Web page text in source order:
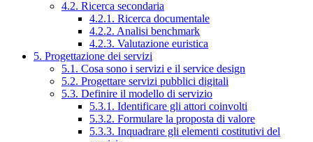
4.2. Ricerca secondaria
4.2.1. Ricerca documentale
4.2.2. Analisi benchmark
4.2.3. Valutazione euristica
5. Progettazione dei servizi
5.1. Cosa sono i servizi e il service design
5.2. Progettare servizi pubblici digitali
5.3. Definire il modello di servizio
5.3.1. Identificare gli attori coinvolti
5.3.2. Formulare la proposta di valore
5.3.3. Inquadrare gli elementi costitutivi del